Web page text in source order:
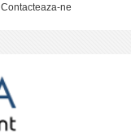
Contacteaza-ne